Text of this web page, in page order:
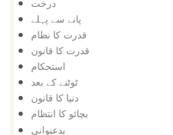
درخت
پانے سے پہلے
قدرت کا نظام
قدرت کا قانون
استحکام
ٹوٹنے کے بعد
دنیا کا قانون
بچائو کا انتظام
بدعنوانی